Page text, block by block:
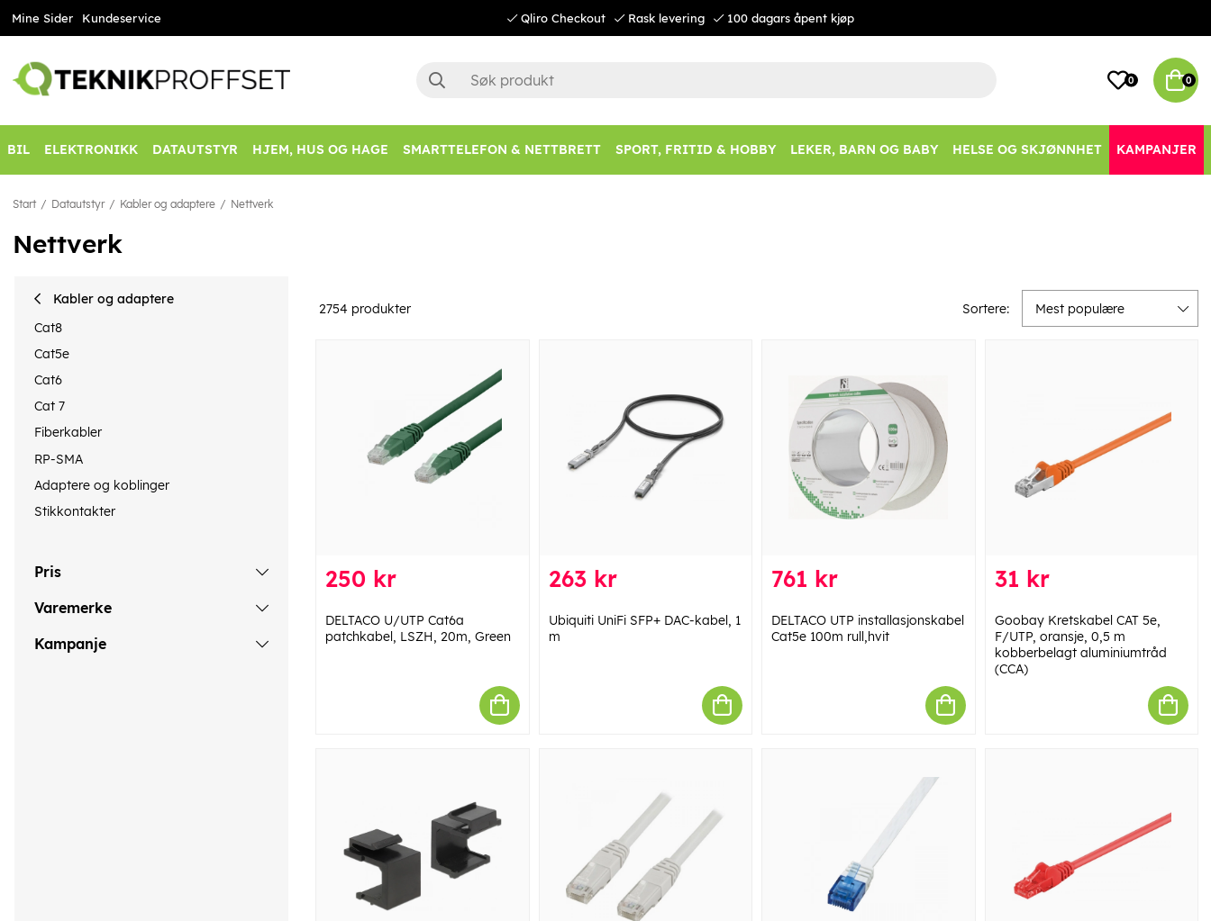
Mine Sider Kundeservice Qliro Checkout Rask levering 100 dagars åpent kjøp
0 0
BIL ELEKTRONIKK DATAUTSTYR HJEM, HUS OG HAGE SMARTTELEFON & NETTBRETT SPORT, FRITID & HOBBY LEKER, BARN OG BABY HELSE OG SKJØNNHET KAMPANJER
Start Datautstyr Kabler og adaptere Nettverk
Nettverk
Kabler og adaptere
Cat8
Cat5e
Cat6
Cat 7
Fiberkabler
RP-SMA
Adaptere og koblinger
Stikkontakter
Pris
Varemerke
Kampanje
2754 produkter Sortere: Mest populære
250 kr
DELTACO U/UTP Cat6a
patchkabel, LSZH, 20m, Green
263 kr
Ubiquiti UniFi SFP+ DAC-kabel, 1
m
761 kr
DELTACO UTP installasjonskabel
Cat5e 100m rull,hvit
31 kr
Goobay Kretskabel CAT 5e,
F/UTP, oransje, 0,5 m
kobberbelagt aluminiumtråd
(CCA)